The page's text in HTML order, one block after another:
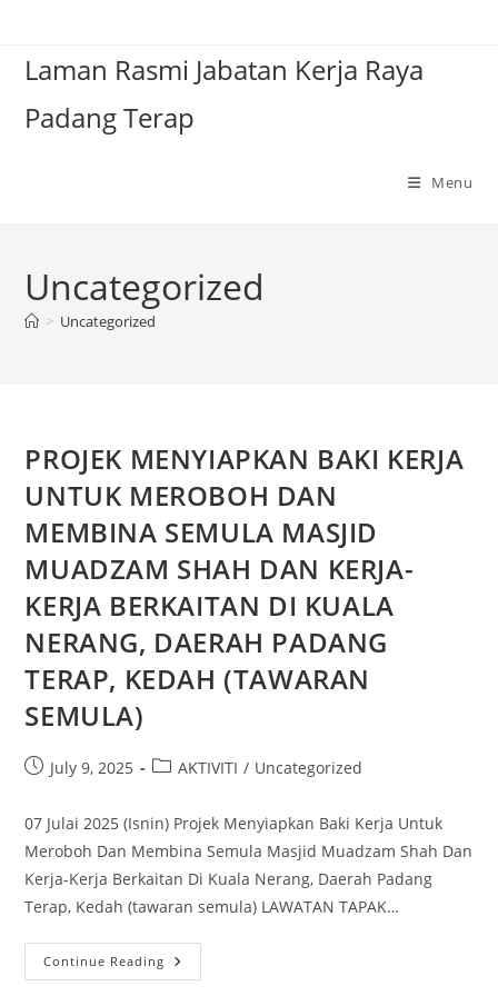
Laman Rasmi Jabatan Kerja Raya
Padang Terap
Menu
Uncategorized
> Uncategorized
PROJEK MENYIAPKAN BAKI KERJA
UNTUK MEROBOH DAN
MEMBINA SEMULA MASJID
MUADZAM SHAH DAN KERJA-
KERJA BERKAITAN DI KUALA
NERANG, DAERAH PADANG
TERAP, KEDAH (TAWARAN
SEMULA)
July 9, 2025 AKTIVITI / Uncategorized
07 Julai 2025 (Isnin) Projek Menyiapkan Baki Kerja Untuk
Meroboh Dan Membina Semula Masjid Muadzam Shah Dan
Kerja-Kerja Berkaitan Di Kuala Nerang, Daerah Padang
Terap, Kedah (tawaran semula) LAWATAN TAPAK…
Continue Reading